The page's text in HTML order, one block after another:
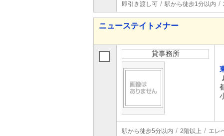
即引き渡し可 駅から徒歩1分以内
ニューステイトメナー
貸事務所
駅から徒歩5分以内 2階以上 エレ